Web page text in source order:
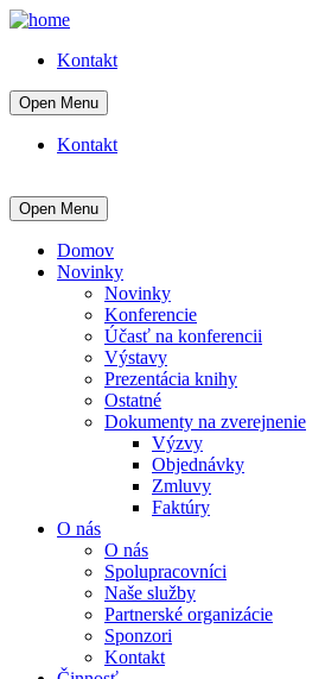
Kontakt
Open Menu
Kontakt
Open Menu
Domov
Novinky
Novinky
Konferencie
Účasť na konferencii
Výstavy
Prezentácia knihy
Ostatné
Dokumenty na zverejnenie
Výzvy
Objednávky
Zmluvy
Faktúry
O nás
O nás
Spolupracovníci
Naše služby
Partnerské organizácie
Sponzori
Kontakt